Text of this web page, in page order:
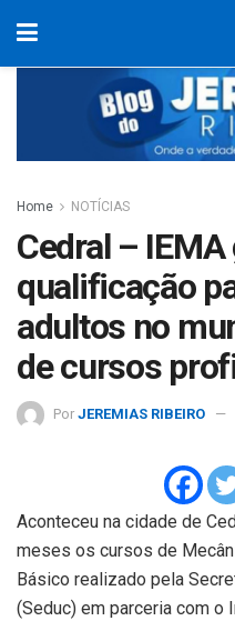
Home NOTÍCIAS
Cedral –
qualificação
adultos no
de cursos
Por JEREMIAS RIBEIRO
Aconteceu na cidade de
meses os cursos de
Básico realizado pela
(Seduc) em parceria com o